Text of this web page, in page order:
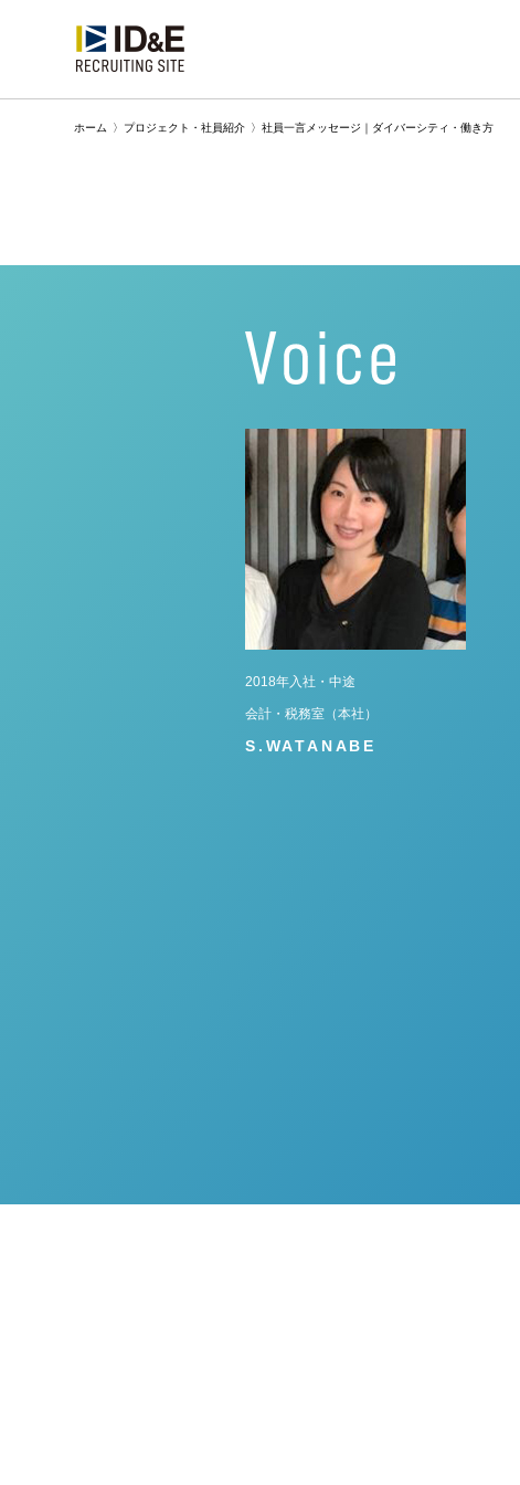
ホーム 〉 プロジェクト・社員紹介 〉社員一言メッセージ｜ダイバーシティ・働き方
2018年入社・中途
会計・税務室（本社）
S.WATANABE